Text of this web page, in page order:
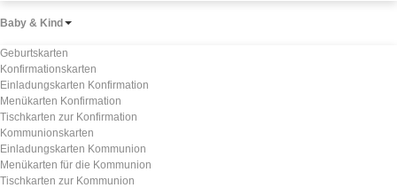
Baby & Kind
Geburtskarten
Konfirmationskarten
Einladungskarten Konfirmation
Menükarten Konfirmation
Tischkarten zur Konfirmation
Kommunionskarten
Einladungskarten Kommunion
Menükarten für die Kommunion
Tischkarten zur Kommunion